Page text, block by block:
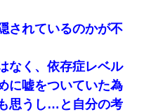
然、突き飛ばされて左手
俺（あれ？ディズニーシー
同僚「シーで並んでるこ
間、すごい鳥肌が立った
されているのかが不
なく、依存症レベル
に嘘をついていた為
思うし…と自分の考